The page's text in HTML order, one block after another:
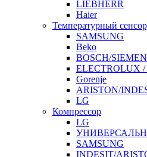
LIEBHERR
Haier
Температурный
SAMSUNG
Beko
BOSCH/
ELECTROLUX
Gorenje
ARISTON/
LG
Компрессор
LG
SAMSUNG
INDESIT/